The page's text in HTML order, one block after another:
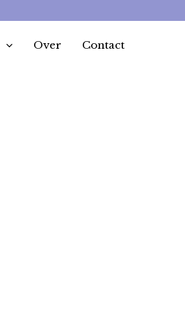
Over Contact